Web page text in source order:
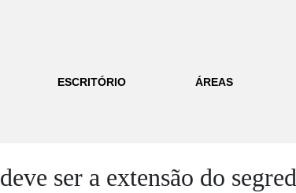
ESCRITÓRIO ÁREAS
ser a extensão do